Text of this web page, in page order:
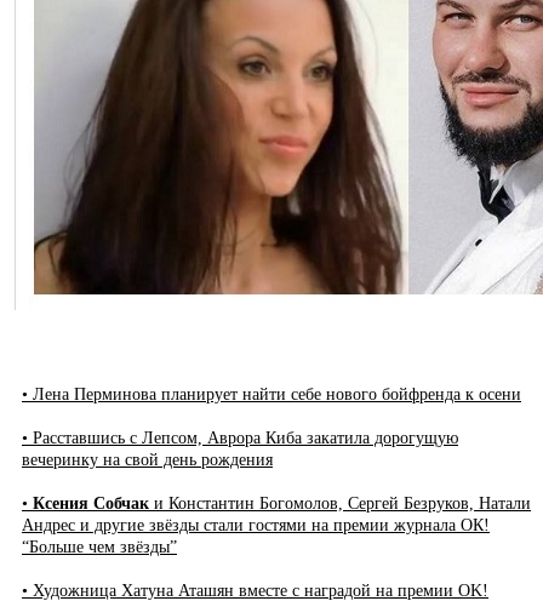
• Лена Перминова планирует найти себе нового бойфренда к осени
• Расставшись с Лепсом, Аврора Киба закатила дорогущую
вечеринку на свой день рождения
• Ксения Собчак и Константин Богомолов, Сергей Безруков, Натали
Андрес и другие звёзды стали гостями на премии журнала ОК!
“Больше чем звёзды”
• Художница Хатуна Аташян вместе с наградой на премии OK!